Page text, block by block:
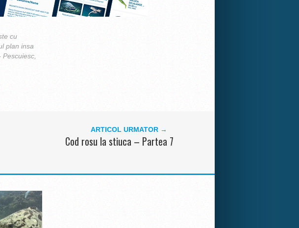
cu
plan insa
ARTICOL URMATOR →
Cod rosu la stiuca – Partea 7